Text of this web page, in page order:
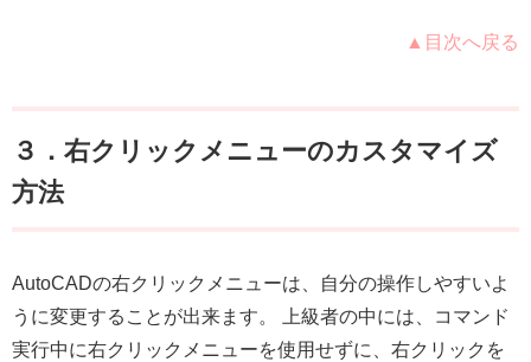
▲目次へ戻る
３．右クリックメニューのカスタマイズ
方法
AutoCADの右クリックメニューは、自分の操作しやすいよ
うに変更することが出来ます。 上級者の中には、コマンド
実行中に右クリックメニューを使用せずに、右クリックを